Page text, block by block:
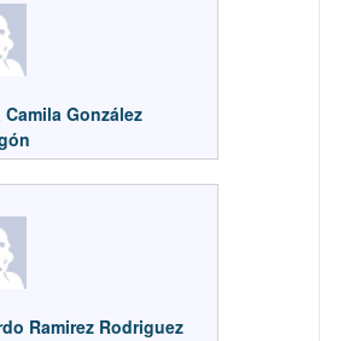
Camila González
Ramirez Rodriguez